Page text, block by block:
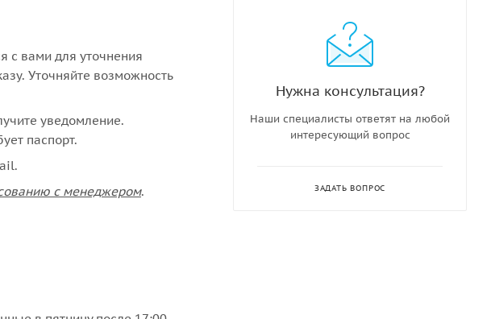
с вами для уточнения
Уточняйте возможность
уведомление.
паспорт.
с менеджером.
Нужна консультация?
Наши специалисты ответят на любой
интересующий вопрос
ЗАДАТЬ ВОПРОС